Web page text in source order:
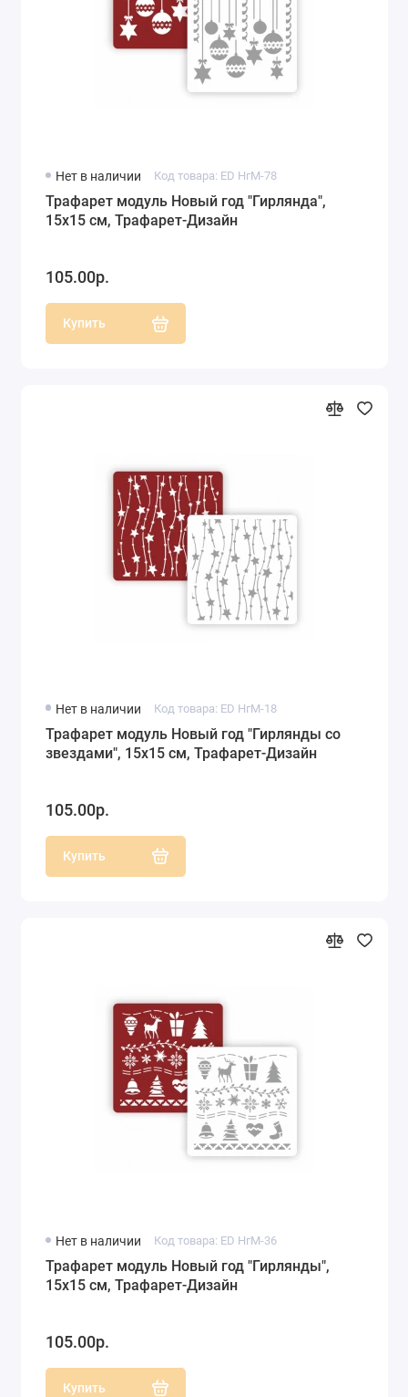
Нет в наличии Код товара: ED НгМ-78
Трафарет модуль Новый год "Гирлянда",
15х15 см, Трафарет-Дизайн
105.00р.
Купить
Нет в наличии Код товара: ED НгМ-18
Трафарет модуль Новый год "Гирлянды со
звездами", 15х15 см, Трафарет-Дизайн
105.00р.
Купить
Нет в наличии Код товара: ED НгМ-36
Трафарет модуль Новый год "Гирлянды",
15х15 см, Трафарет-Дизайн
105.00р.
Купить